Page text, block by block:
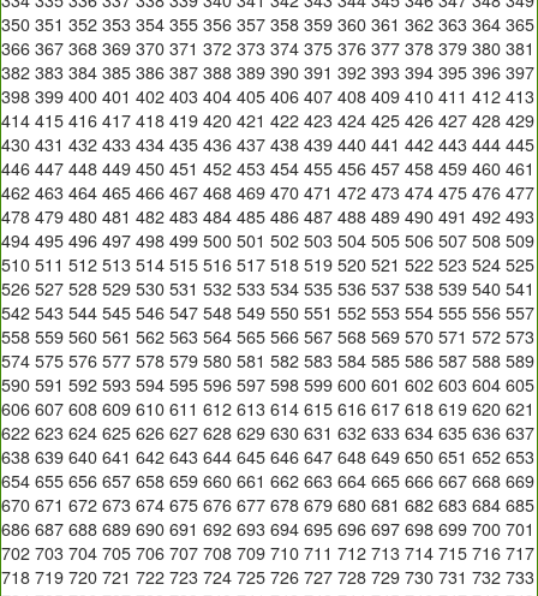
350 351 352 353 354 355 356 357 358 359 360 361 362 363 364 365
366 367 368 369 370 371 372 373 374 375 376 377 378 379 380 381
382 383 384 385 386 387 388 389 390 391 392 393 394 395 396 397
398 399 400 401 402 403 404 405 406 407 408 409 410 411 412 413
414 415 416 417 418 419 420 421 422 423 424 425 426 427 428 429
430 431 432 433 434 435 436 437 438 439 440 441 442 443 444 445
446 447 448 449 450 451 452 453 454 455 456 457 458 459 460 461
462 463 464 465 466 467 468 469 470 471 472 473 474 475 476 477
478 479 480 481 482 483 484 485 486 487 488 489 490 491 492 493
494 495 496 497 498 499 500 501 502 503 504 505 506 507 508 509
510 511 512 513 514 515 516 517 518 519 520 521 522 523 524 525
526 527 528 529 530 531 532 533 534 535 536 537 538 539 540 541
542 543 544 545 546 547 548 549 550 551 552 553 554 555 556 557
558 559 560 561 562 563 564 565 566 567 568 569 570 571 572 573
574 575 576 577 578 579 580 581 582 583 584 585 586 587 588 589
590 591 592 593 594 595 596 597 598 599 600 601 602 603 604 605
606 607 608 609 610 611 612 613 614 615 616 617 618 619 620 621
622 623 624 625 626 627 628 629 630 631 632 633 634 635 636 637
638 639 640 641 642 643 644 645 646 647 648 649 650 651 652 653
654 655 656 657 658 659 660 661 662 663 664 665 666 667 668 669
670 671 672 673 674 675 676 677 678 679 680 681 682 683 684 685
686 687 688 689 690 691 692 693 694 695 696 697 698 699 700 701
702 703 704 705 706 707 708 709 710 711 712 713 714 715 716 717
718 719 720 721 722 723 724 725 726 727 728 729 730 731 732 733